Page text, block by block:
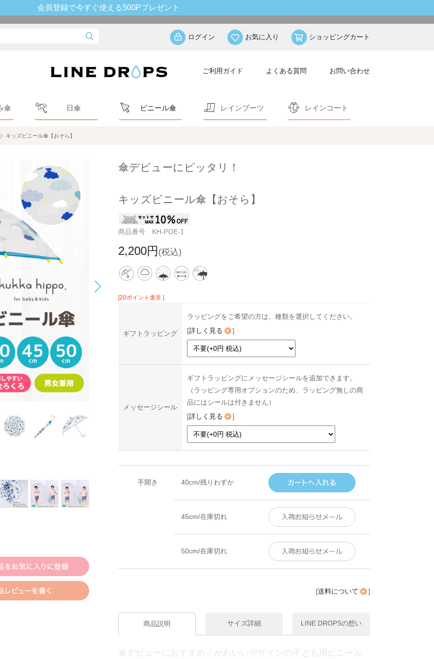
会員登録で今すぐ使える500Pプレゼント
ログイン お気に入り ショッピングカート
ご利用ガイド よくある質問 お問い合わせ
傘 日傘 ビニール傘 レインブーツ レインコート
キッズビニール傘【おそら】
傘デビューにピッタリ！
キッズビニール傘【おそら】
商品番号 KH-POE-1
2,200円 (税込)
[20ポイント進呈 ]
ギフトラッピング
ラッピングをご希望の方は、種類を選択してください。
[詳しく見る ]
メッセージシール
ギフトラッピングにメッセージシールを追加できます。
（ラッピング専用オプションのため、ラッピング無しの商
品にはシールは付きません）
[詳しく見る ]
手開き 40cm/残りわずか
45cm/在庫切れ
50cm/在庫切れ
[送料について ]
商品説明 サイズ詳細 LINE DROPSの想い
傘デビューにおすすめ！かわいいデザインの子ども用ビニール